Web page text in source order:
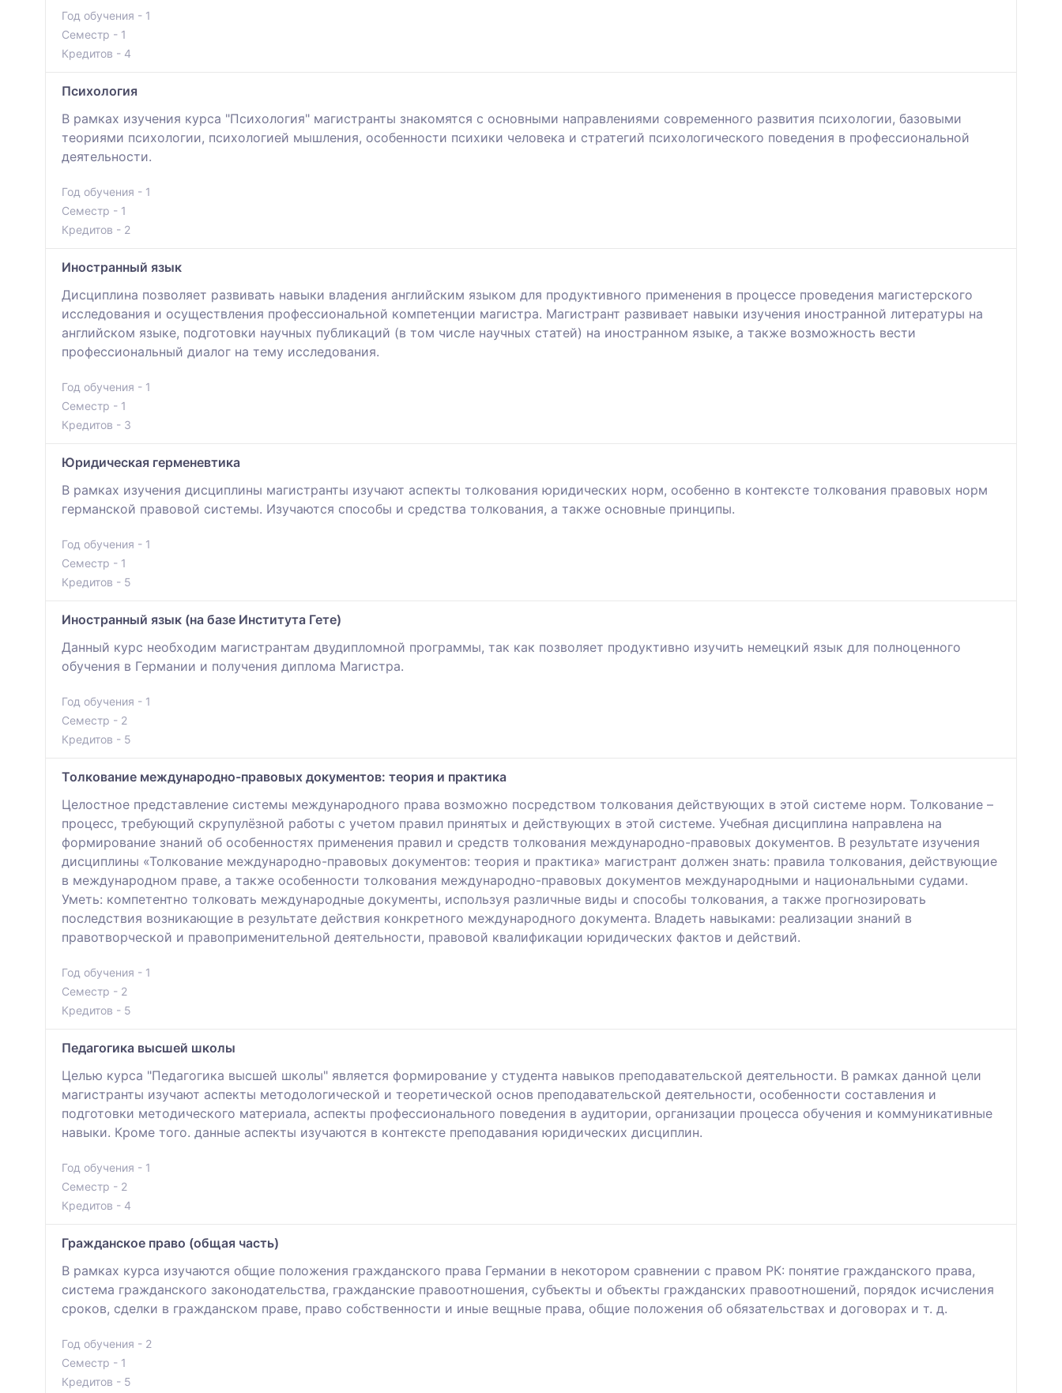
Год обучения - 1
Семестр - 1
Кредитов - 4
Психология
В рамках изучения курса "Психология" магистранты знакомятся с основными направлениями современного развития психологии, базовыми
теориями психологии, психологией мышления, особенности психики человека и стратегий психологического поведения в профессиональной
деятельности.
Год обучения - 1
Семестр - 1
Кредитов - 2
Иностранный язык
Дисциплина позволяет развивать навыки владения английским языком для продуктивного применения в процессе проведения магистерского
исследования и осуществления профессиональной компетенции магистра. Магистрант развивает навыки изучения иностранной литературы на
английском языке, подготовки научных публикаций (в том числе научных статей) на иностранном языке, а также возможность вести
профессиональный диалог на тему исследования.
Год обучения - 1
Семестр - 1
Кредитов - 3
Юридическая герменевтика
В рамках изучения дисциплины магистранты изучают аспекты толкования юридических норм, особенно в контексте толкования правовых норм
германской правовой системы. Изучаются способы и средства толкования, а также основные принципы.
Год обучения - 1
Семестр - 1
Кредитов - 5
Иностранный язык (на базе Института Гете)
Данный курс необходим магистрантам двудипломной программы, так как позволяет продуктивно изучить немецкий язык для полноценного
обучения в Германии и получения диплома Магистра.
Год обучения - 1
Семестр - 2
Кредитов - 5
Толкование международно-правовых документов: теория и практика
Целостное представление системы международного права возможно посредством толкования действующих в этой системе норм. Толкование –
процесс, требующий скрупулёзной работы с учетом правил принятых и действующих в этой системе. Учебная дисциплина направлена на
формирование знаний об особенностях применения правил и средств толкования международно-правовых документов. В результате изучения
дисциплины «Толкование международно-правовых документов: теория и практика» магистрант должен знать: правила толкования, действующие
в международном праве, а также особенности толкования международно-правовых документов международными и национальными судами.
Уметь: компетентно толковать международные документы, используя различные виды и способы толкования, а также прогнозировать
последствия возникающие в результате действия конкретного международного документа. Владеть навыками: реализации знаний в
правотворческой и правоприменительной деятельности, правовой квалификации юридических фактов и действий.
Год обучения - 1
Семестр - 2
Кредитов - 5
Педагогика высшей школы
Целью курса "Педагогика высшей школы" является формирование у студента навыков преподавательской деятельности. В рамках данной цели
магистранты изучают аспекты методологической и теоретической основ преподавательской деятельности, особенности составления и
подготовки методического материала, аспекты профессионального поведения в аудитории, организации процесса обучения и коммуникативные
навыки. Кроме того. данные аспекты изучаются в контексте преподавания юридических дисциплин.
Год обучения - 1
Семестр - 2
Кредитов - 4
Гражданское право (общая часть)
В рамках курса изучаются общие положения гражданского права Германии в некотором сравнении с правом РК: понятие гражданского права,
система гражданского законодательства, гражданские правоотношения, субъекты и объекты гражданских правоотношений, порядок исчисления
сроков, сделки в гражданском праве, право собственности и иные вещные права, общие положения об обязательствах и договорах и т. д.
Год обучения - 2
Семестр - 1
Кредитов - 5